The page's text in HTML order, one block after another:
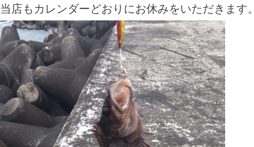
当店もカレンダーどおりにお休みをいただきます。